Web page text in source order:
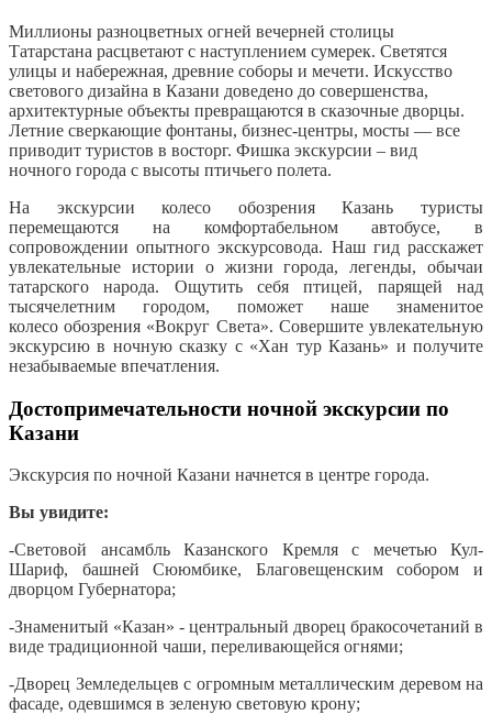
Миллионы разноцветных огней вечерней столицы
Татарстана расцветают с наступлением сумерек. Светятся
улицы и набережная, древние соборы и мечети. Искусство
светового дизайна в Казани доведено до совершенства,
архитектурные объекты превращаются в сказочные дворцы.
Летние сверкающие фонтаны, бизнес-центры, мосты ― все
приводит туристов в восторг. Фишка экскурсии – вид
ночного города с высоты птичьего полета.
На экскурсии колесо обозрения Казань туристы
перемещаются на комфортабельном автобусе, в
сопровождении опытного экскурсовода. Наш гид расскажет
увлекательные истории о жизни города, легенды, обычаи
татарского народа. Ощутить себя птицей, парящей над
тысячелетним городом, поможет наше знаменитое
колесо обозрения «Вокруг Света». Совершите увлекательную
экскурсию в ночную сказку с «Хан тур Казань» и получите
незабываемые впечатления.
Достопримечательности ночной экскурсии по
Казани
Экскурсия по ночной Казани начнется в центре города.
Вы увидите:
-Световой ансамбль Казанского Кремля с мечетью Кул-
Шариф, башней Сююмбике, Благовещенским собором и
дворцом Губернатора;
-Знаменитый «Казан» - центральный дворец бракосочетаний в
виде традиционной чаши, переливающейся огнями;
-Дворец Земледельцев с огромным металлическим деревом на
фасаде, одевшимся в зеленую световую крону;